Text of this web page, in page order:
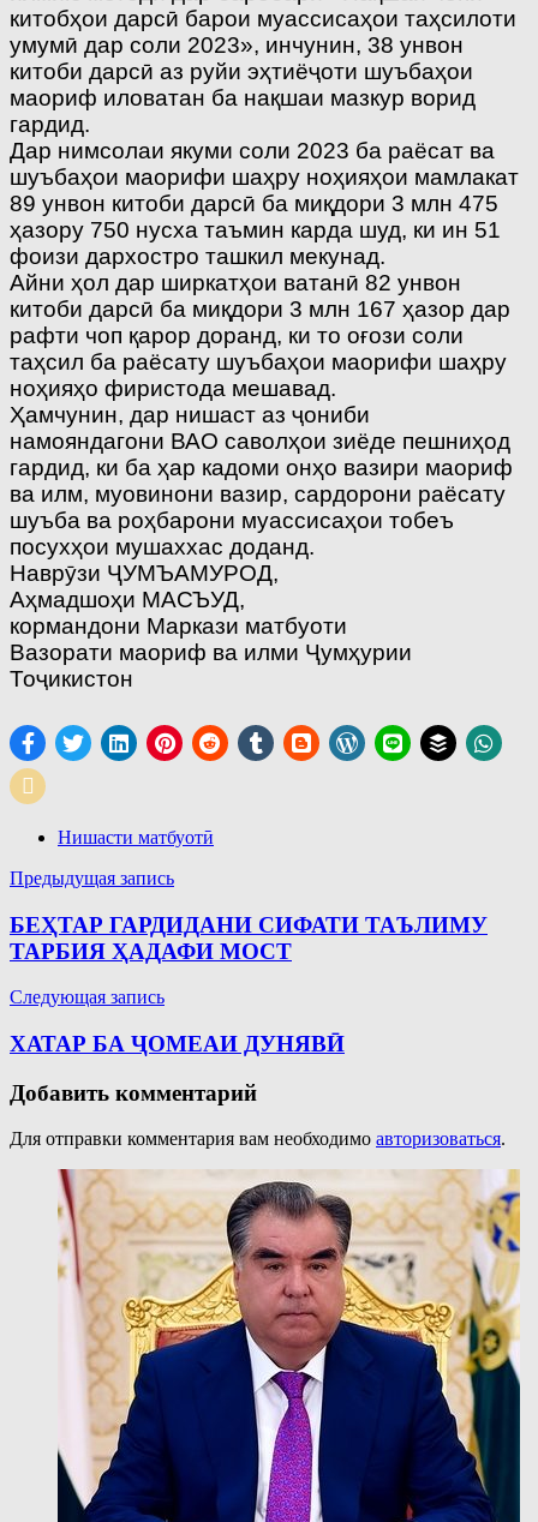
китобҳои дарсӣ барои муассисаҳои таҳсилоти
умумӣ дар соли 2023», инчунин, 38 унвон
китоби дарсӣ аз руйи эҳтиёҷоти шуъбаҳои
маориф иловатан ба нақшаи мазкур ворид
гардид.
Дар нимсолаи якуми соли 2023 ба раёсат ва
шуъбаҳои маорифи шаҳру ноҳияҳои мамлакат
89 унвон китоби дарсӣ ба миқдори 3 млн 475
ҳазору 750 нусха таъмин карда шуд, ки ин 51
фоизи дархостро ташкил мекунад.
Айни ҳол дар ширкатҳои ватанӣ 82 унвон
китоби дарсӣ ба миқдори 3 млн 167 ҳазор дар
рафти чоп қарор доранд, ки то оғози соли
таҳсил ба раёсату шуъбаҳои маорифи шаҳру
ноҳияҳо фиристода мешавад.
Ҳамчунин, дар нишаст аз ҷониби
намояндагони ВАО саволҳои зиёде пешниҳод
гардид, ки ба ҳар кадоми онҳо вазири маориф
ва илм, муовинони вазир, сардорони раёсату
шуъба ва роҳбарони муассисаҳои тобеъ
посухҳои мушаххас доданд.
Наврӯзи ҶУМЪАМУРОД,
Аҳмадшоҳи МАСЪУД,
кормандони Маркази матбуоти
Вазорати маориф ва илми Ҷумҳурии
Тоҷикистон
Нишасти матбуотӣ
Навигация
по
записям
Предыдущая запись
БЕҲТАР ГАРДИДАНИ СИФАТИ ТАЪЛИМУ
ТАРБИЯ ҲАДАФИ МОСТ
Следующая запись
ХАТАР БА ҶОМЕАИ ДУНЯВӢ
Добавить комментарий
Для отправки комментария вам необходимо авторизоваться.